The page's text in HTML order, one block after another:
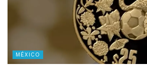
MÉXICO